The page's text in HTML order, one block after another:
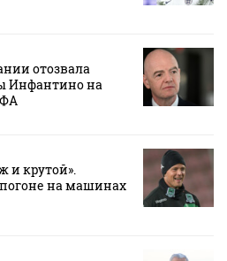
отозвала
Инфантино на
и крутой».
погоне на машинах